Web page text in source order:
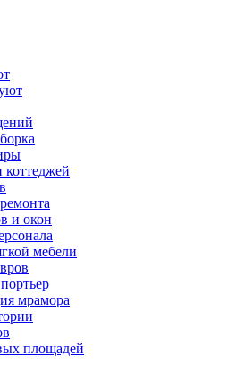
коттеджей
и окон
мебели
мрамора
площадей